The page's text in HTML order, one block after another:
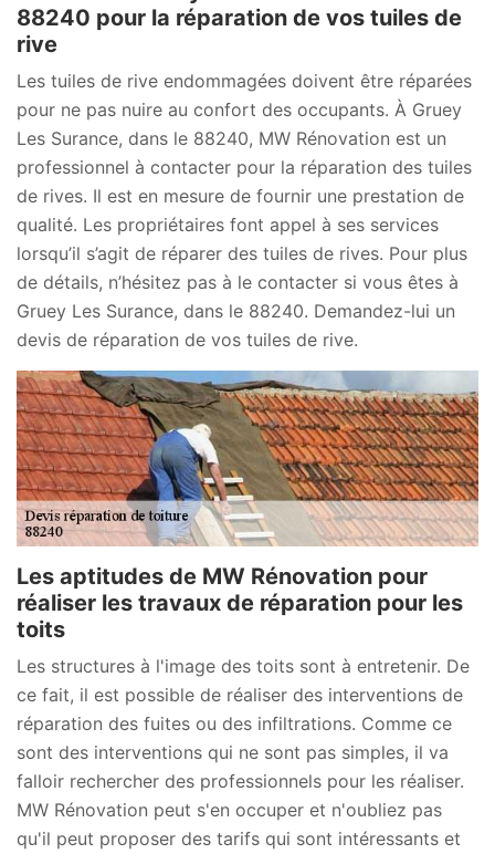
88240 pour la réparation de vos tuiles de
rive
Les tuiles de rive endommagées doivent être réparées
pour ne pas nuire au confort des occupants. À Gruey
Les Surance, dans le 88240, MW Rénovation est un
professionnel à contacter pour la réparation des tuiles
de rives. Il est en mesure de fournir une prestation de
qualité. Les propriétaires font appel à ses services
lorsqu’il s’agit de réparer des tuiles de rives. Pour plus
de détails, n’hésitez pas à le contacter si vous êtes à
Gruey Les Surance, dans le 88240. Demandez-lui un
devis de réparation de vos tuiles de rive.
Les aptitudes de MW Rénovation pour
réaliser les travaux de réparation pour les
toits
Les structures à l'image des toits sont à entretenir. De
ce fait, il est possible de réaliser des interventions de
réparation des fuites ou des infiltrations. Comme ce
sont des interventions qui ne sont pas simples, il va
falloir rechercher des professionnels pour les réaliser.
MW Rénovation peut s'en occuper et n'oubliez pas
qu'il peut proposer des tarifs qui sont intéressants et